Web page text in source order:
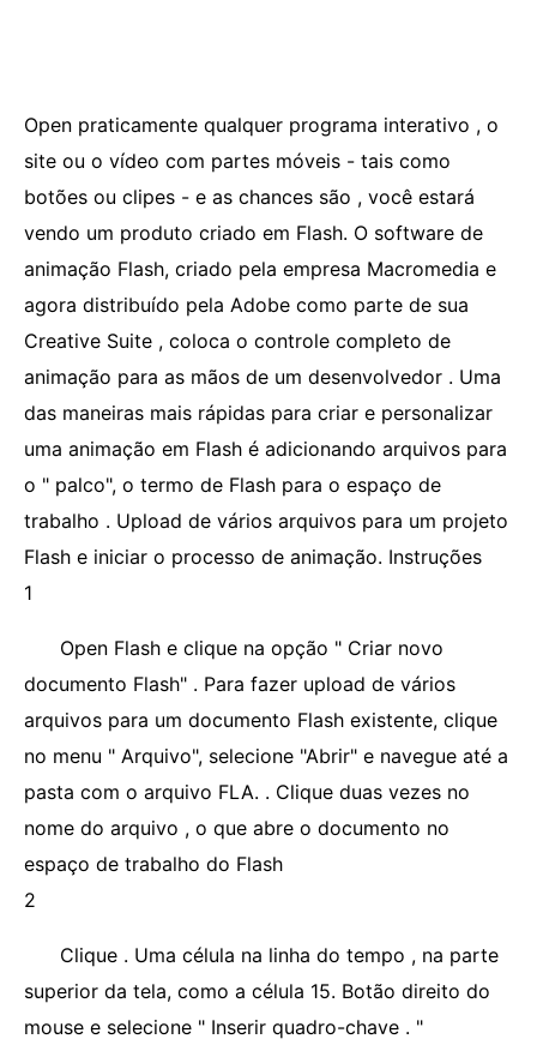
Open praticamente qualquer programa interativo , o
site ou o vídeo com partes móveis - tais como
botões ou clipes - e as chances são , você estará
vendo um produto criado em Flash. O software de
animação Flash, criado pela empresa Macromedia e
agora distribuído pela Adobe como parte de sua
Creative Suite , coloca o controle completo de
animação para as mãos de um desenvolvedor . Uma
das maneiras mais rápidas para criar e personalizar
uma animação em Flash é adicionando arquivos para
o " palco", o termo de Flash para o espaço de
trabalho . Upload de vários arquivos para um projeto
Flash e iniciar o processo de animação. Instruções
1
Open Flash e clique na opção " Criar novo
documento Flash" . Para fazer upload de vários
arquivos para um documento Flash existente, clique
no menu " Arquivo", selecione "Abrir" e navegue até a
pasta com o arquivo FLA. . Clique duas vezes no
nome do arquivo , o que abre o documento no
espaço de trabalho do Flash
2
Clique . Uma célula na linha do tempo , na parte
superior da tela, como a célula 15. Botão direito do
mouse e selecione " Inserir quadro-chave . "